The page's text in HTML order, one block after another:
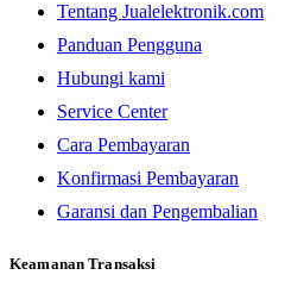
Tentang Jualelektronik.com
Panduan Pengguna
Hubungi kami
Service Center
Cara Pembayaran
Konfirmasi Pembayaran
Garansi dan Pengembalian
Keamanan Transaksi